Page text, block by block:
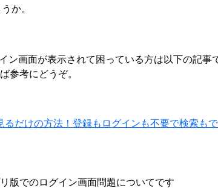
か。
ン画面が表示されて困っている方は以下の記事
参考にどうぞ。
るだけの方法！登録もログインも不要で検索も
版でのログイン画面問題についてです